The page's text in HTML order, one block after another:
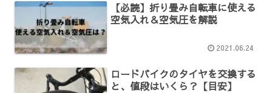
【必読】折り畳み自転車に使える
空気入れ＆空気圧を解説
2021.06.24
ロードバイクのタイヤを交換する
と、値段はいくら？【目安】